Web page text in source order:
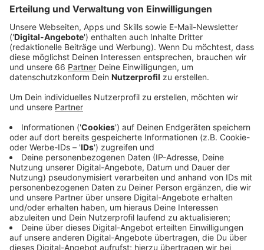
Anzeige
Unterschiede bei Wohnungen in Düsseldorf
Besonders häufig werden in unserer Stadt Angebote
für rund 12 Euro pro Quadratmeter gesucht. Die
Durchschnittsmiete der angebotenen Wohnungen ist
aber fast 1 Euro 50 teurer. Auch bei der Größe der
Wohnung liegen Angebot und Nachfrage in Düsseldorf
ein Stück auseinander. In unserer Stadt werden im
Schnitt etwas kleinere Wohnungen gesucht, als